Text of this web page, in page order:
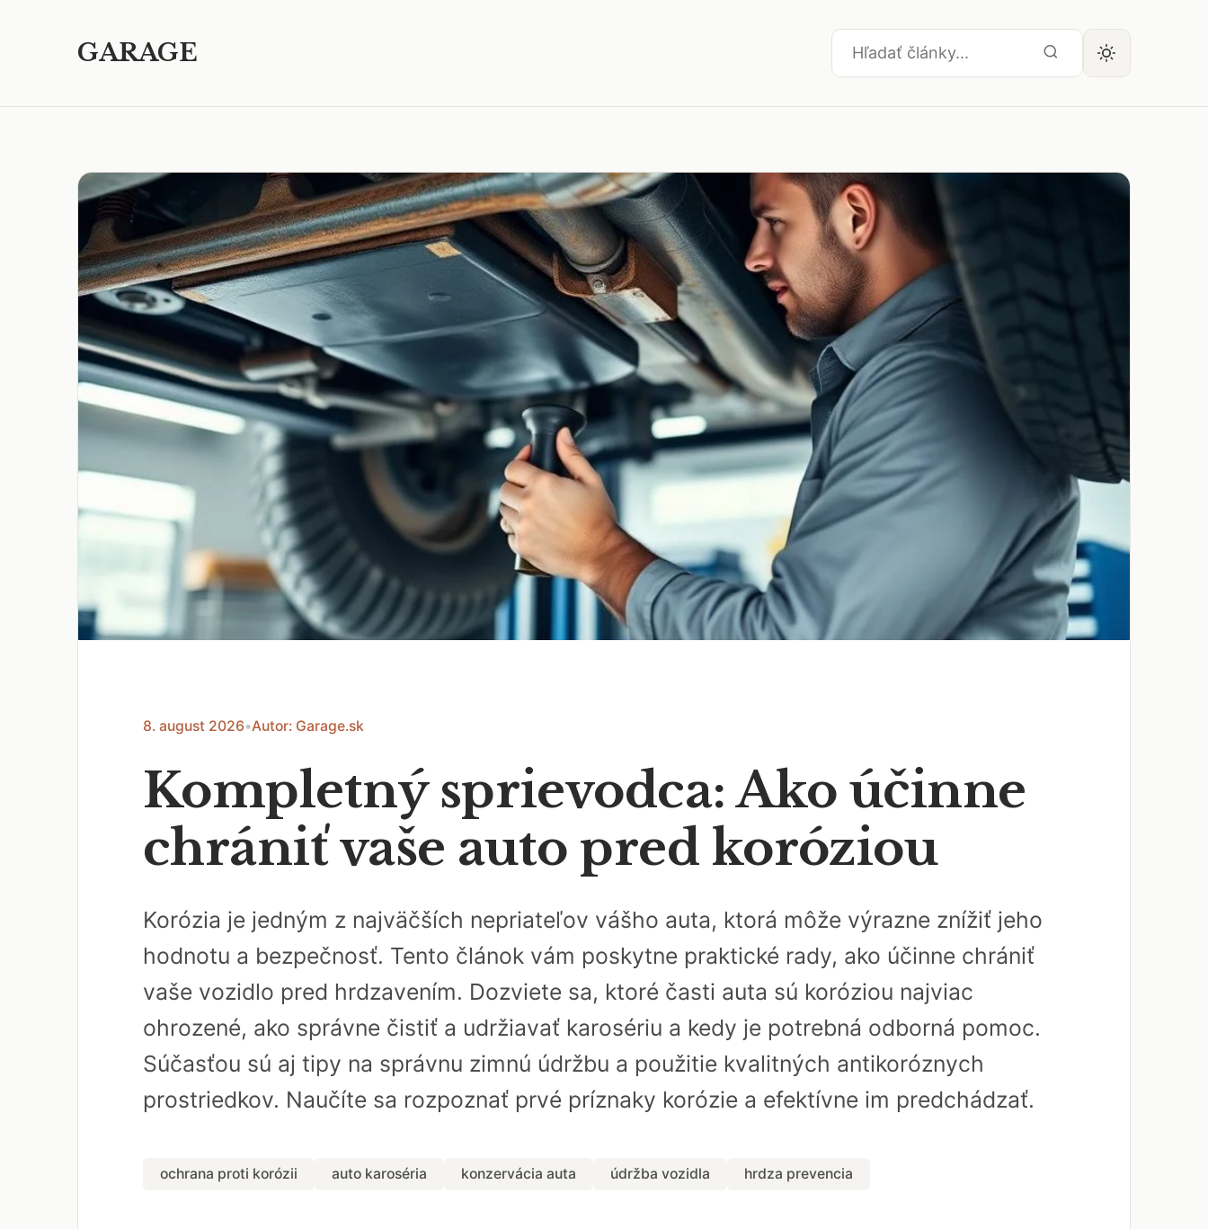
GARAGE
8. august 2026•Autor: Garage.sk
Kompletný sprievodca: Ako účinne
chrániť vaše auto pred koróziou
Korózia je jedným z najväčších nepriateľov vášho auta, ktorá môže výrazne znížiť jeho
hodnotu a bezpečnosť. Tento článok vám poskytne praktické rady, ako účinne chrániť
vaše vozidlo pred hrdzavením. Dozviete sa, ktoré časti auta sú koróziou najviac
ohrozené, ako správne čistiť a udržiavať karosériu a kedy je potrebná odborná pomoc.
Súčasťou sú aj tipy na správnu zimnú údržbu a použitie kvalitných antikoróznych
prostriedkov. Naučíte sa rozpoznať prvé príznaky korózie a efektívne im predchádzať.
ochrana proti korózii auto karoséria konzervácia auta údržba vozidla hrdza prevencia